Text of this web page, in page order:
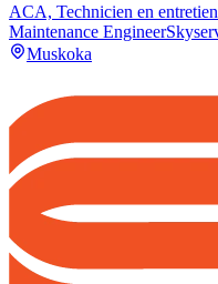
ACA, Technicien en
Maintenance Engineer
Muskoka